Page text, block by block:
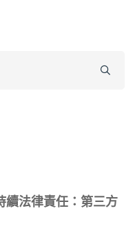
續法律責任：第三方